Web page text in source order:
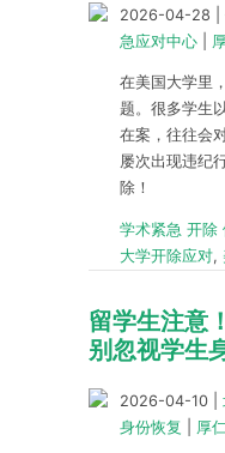
2026-04-28
急应对中心
在美国大学里
题。很多学生
在案，往往会
屡次出现违纪
除！
学术紧急 开除
大学开除应对,
留学生注意
别忽视学生
2026-04-10
身份恢复
厚